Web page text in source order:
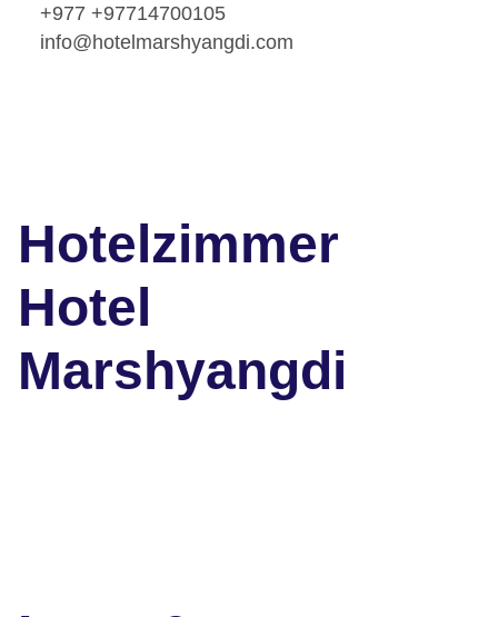
+977 +97714700105
info@hotelmarshyangdi.com
Hotelzimmer
Hotel
Marshyangdi